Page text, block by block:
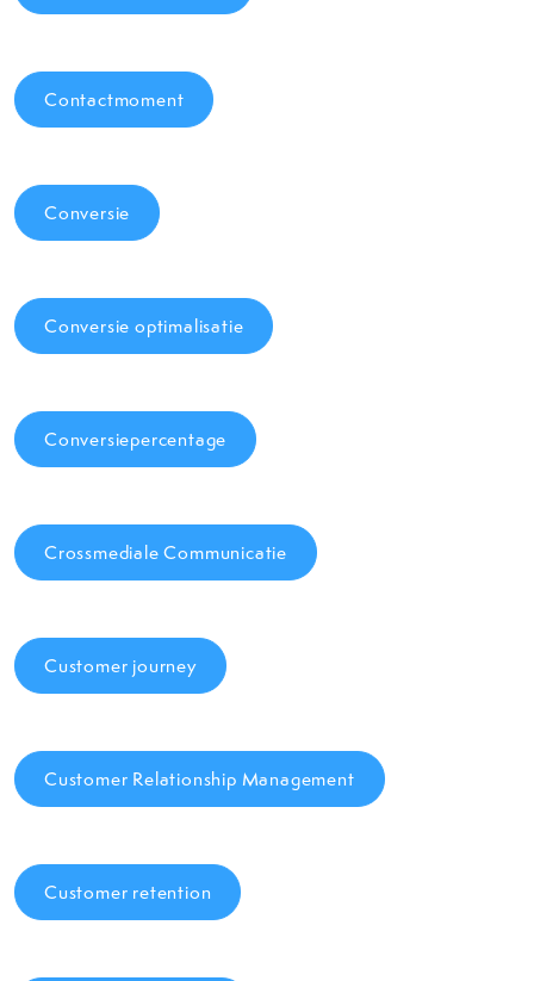
Contactmoment
Conversie
Conversie optimalisatie
Conversiepercentage
Crossmediale Communicatie
Customer journey
Customer Relationship Management
Customer retention